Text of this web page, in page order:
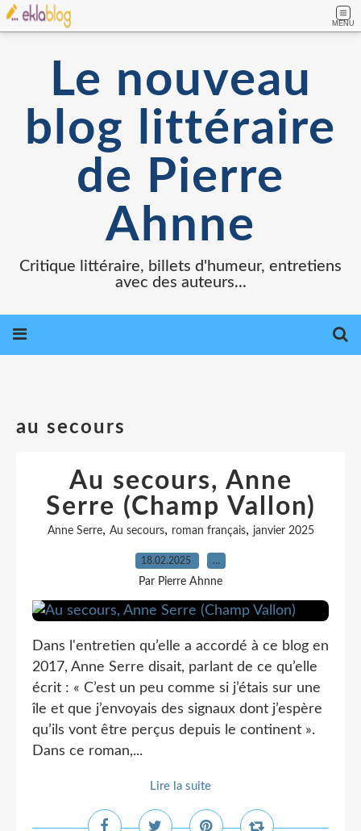
MENU
Le nouveau
blog littéraire
de Pierre
Ahnne
Critique littéraire, billets d'humeur, entretiens
avec des auteurs...
au secours
Au secours, Anne
Serre (Champ Vallon)
Anne Serre, Au secours, roman français, janvier 2025
18.02.2025 …
Par Pierre Ahnne
Dans l'entretien qu’elle a accordé à ce blog en
2017, Anne Serre disait, parlant de ce qu’elle
écrit : « C’est un peu comme si j’étais sur une
île et que j’envoyais des signaux dont j’espère
qu’ils vont être perçus depuis le continent ».
Dans ce roman,...
Lire la suite